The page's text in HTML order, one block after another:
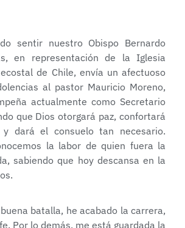
sentir nuestro Obispo Bernardo
en representación de la Iglesia
de Chile, envía un afectuoso
al pastor Mauricio Moreno,
actualmente como Secretario
que Dios otorgará paz, confortará
y dará el consuelo tan necesario.
la labor de quien fuera la
sabiendo que hoy descansa en la
batalla, he acabado la carrera,
Por lo demás, me está guardada la